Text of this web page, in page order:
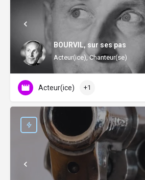
BOURVIL, sur ses pas
Acteur(ice), Chanteur(se)
Acteur(ice) +1